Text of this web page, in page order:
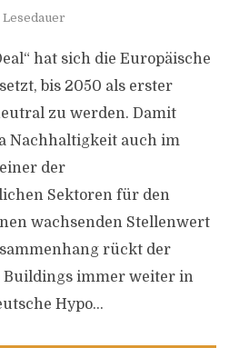
Lesedauer
hat sich die Europäische
bis 2050 als erster
zu werden. Damit
Nachhaltigkeit auch im
der
Sektoren für den
wachsenden Stellenwert
rückt der
Buildings immer weiter in
Hypo...